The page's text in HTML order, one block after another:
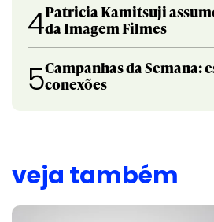
4Patricia Kamitsuji
da Imagem Filmes
5Campanhas da Semana:
conexões
veja também